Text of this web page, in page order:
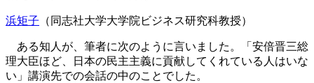
浜矩子 （同志社大学大学院ビジネス研究科教授）
ある知人が、筆者に次のように言いました。「安倍晋三総
理大臣ほど、日本の民主主義に貢献してくれている人はいな
い」講演先での会話の中のことでした。